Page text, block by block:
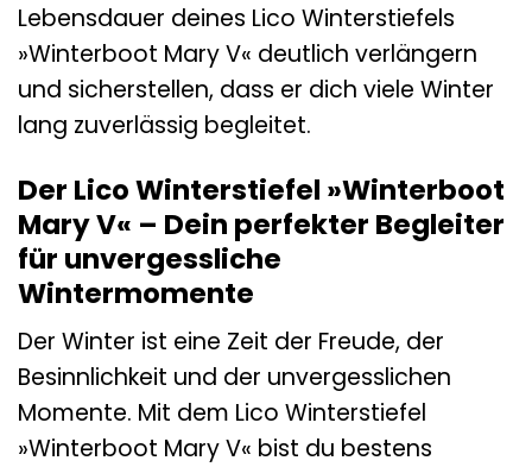
Lebensdauer deines Lico Winterstiefels
»Winterboot Mary V« deutlich verlängern
und sicherstellen, dass er dich viele Winter
lang zuverlässig begleitet.
Der Lico Winterstiefel »Winterboot
Mary V« – Dein perfekter Begleiter
für unvergessliche
Wintermomente
Der Winter ist eine Zeit der Freude, der
Besinnlichkeit und der unvergesslichen
Momente. Mit dem Lico Winterstiefel
»Winterboot Mary V« bist du bestens